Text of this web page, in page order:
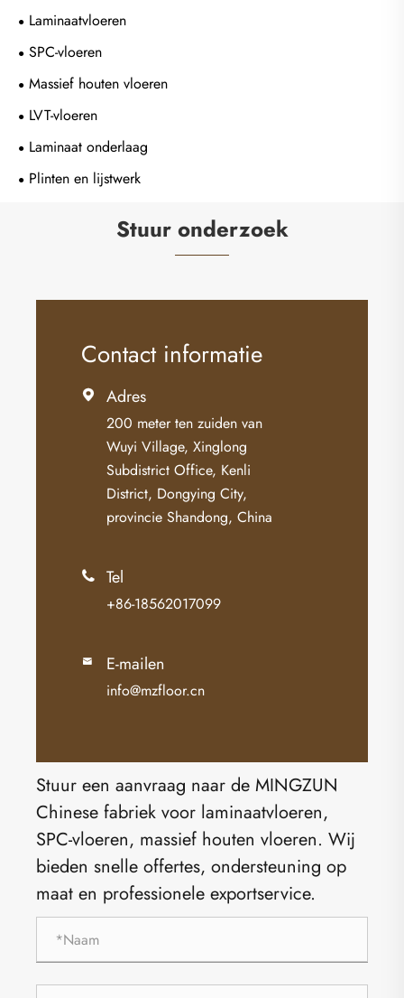
Laminaatvloeren
SPC-vloeren
Massief houten vloeren
LVT-vloeren
Laminaat onderlaag
Plinten en lijstwerk
Stuur onderzoek
Contact informatie
 Adres
200 meter ten zuiden van
Wuyi Village, Xinglong
Subdistrict Office, Kenli
District, Dongying City,
provincie Shandong, China
 Tel
+86-18562017099
 E-mailen
info@mzfloor.cn
Stuur een aanvraag naar de MINGZUN
Chinese fabriek voor laminaatvloeren,
SPC-vloeren, massief houten vloeren. Wij
bieden snelle offertes, ondersteuning op
maat en professionele exportservice.